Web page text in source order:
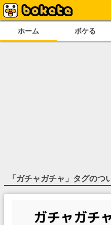
ホーム ボケる
「ガチャガチャ 」タグのつ